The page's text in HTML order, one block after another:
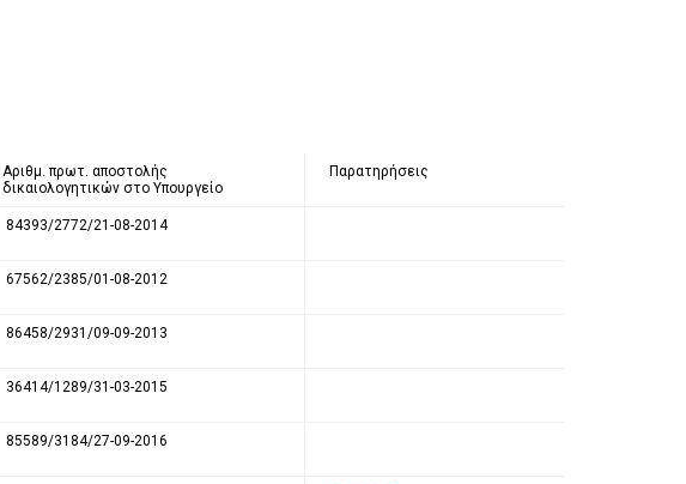
Αριθμ. πρωτ. αποστολής
δικαιολογητικών στο Υπουργείο
Παρατηρήσεις
84393/2772/21-08-2014
67562/2385/01-08-2012
86458/2931/09-09-2013
36414/1289/31-03-2015
85589/3184/27-09-2016